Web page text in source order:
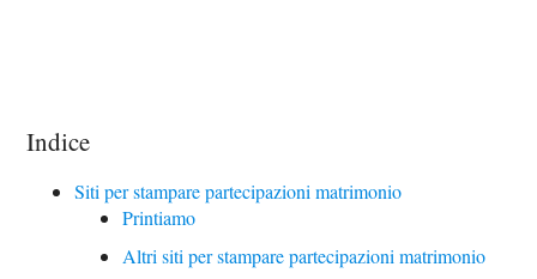
Indice
Siti per stampare partecipazioni matrimonio
Printiamo
Altri siti per stampare partecipazioni matrimonio